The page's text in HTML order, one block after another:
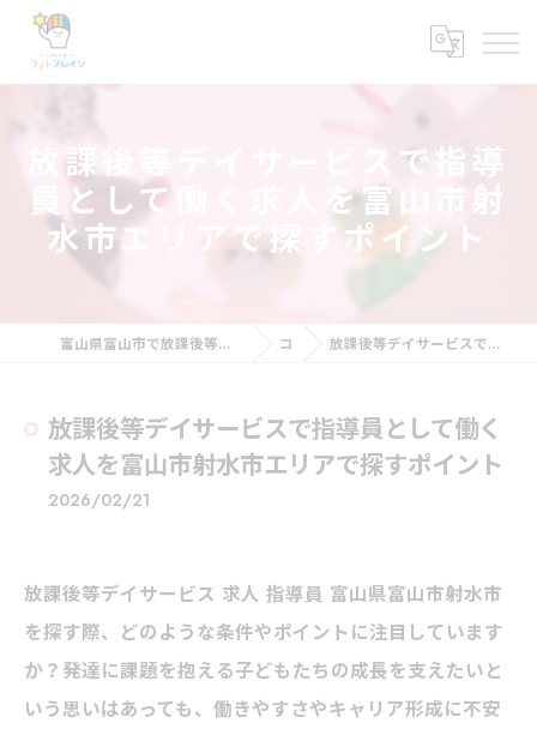
放課後等デイサービスで指導
員として働く求人を富山市射
水市エリアで探すポイント
富山県富山市で放課後等デイサービスの求人ならトータルサポート・ライトブレイン コラム 放課後等デイサービスで指導員として働く求人を富山市射水市エリアで探すポイント
放課後等デイサービスで指導員として働く
求人を富山市射水市エリアで探すポイント
2026/02/21
放課後等デイサービス 求人 指導員 富山県富山市射水市
を探す際、どのような条件やポイントに注目しています
か？発達に課題を抱える子どもたちの成長を支えたいと
いう思いはあっても、働きやすさやキャリア形成に不安